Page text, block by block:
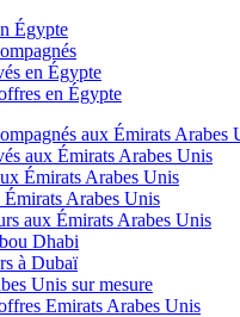
Égypte
en Égypte
en Égypte
aux Émirats Arabes
aux Émirats Arabes Unis
Émirats Arabes Unis
Émirats Arabes Unis
aux Émirats Arabes Unis
Dhabi
à Dubaï
Unis sur mesure
Emirats Arabes Unis